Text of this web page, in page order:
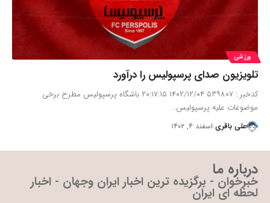
ورزشی
تلویزیون صدای پرسپولیس را درآورد
کدخبر : ۵۳۹۸۰۷ ۱۴۰۲/۱۲/۰۴ ۲۰:۱۷:۱۵ باشگاه پرسپولیس مطرح برخی
موضوعات علیه پرسپولیس…
علی باقری اسفند ۴, ۱۴۰۲
درباره ما
خبرخوان - برگزیده ترین اخبار ایران وجهان - اخبار
لحظه ای ایران